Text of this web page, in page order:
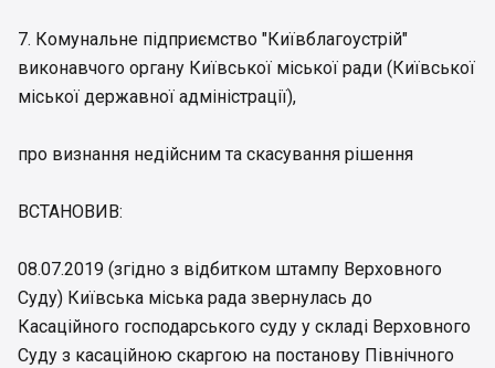
7. Комунальне підприємство "Київблагоустрій"
виконавчого органу Київської міської ради (Київської
міської державної адміністрації),
про визнання недійсним та скасування рішення
ВСТАНОВИВ:
08.07.2019 (згідно з відбитком штампу Верховного
Суду) Київська міська рада звернулась до
Касаційного господарського суду у складі Верховного
Суду з касаційною скаргою на постанову Північного